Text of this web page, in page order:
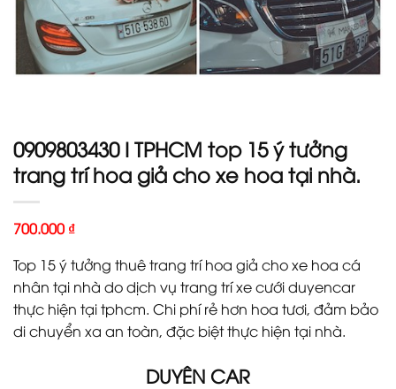
0909803430 I TPHCM top 15 ý tưởng
trang trí hoa giả cho xe hoa tại nhà.
700.000 ₫
Top 15 ý tưởng thuê trang trí hoa giả cho xe hoa cá
nhân tại nhà do dịch vụ trang trí xe cưới duyencar
thực hiện tại tphcm. Chi phí rẻ hơn hoa tươi, đảm bảo
di chuyển xa an toàn, đặc biệt thực hiện tại nhà.
DUYÊN CAR